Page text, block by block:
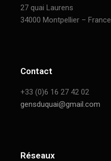
27 quai Laurens
34000 Montpellier – France
Contact
+33 (0)6 16 27 42 02
gensduquai@gmail.com
Réseaux